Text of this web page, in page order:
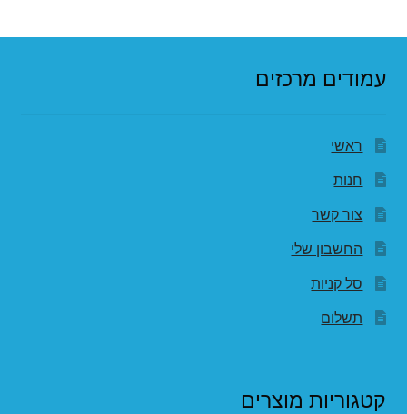
עמודים מרכזים
ראשי
חנות
צור קשר
החשבון שלי
סל קניות
תשלום
קטגוריות מוצרים